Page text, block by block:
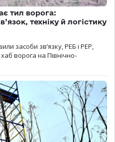
тил ворога:
техніку й логістику
засоби зв’язку, РЕБ і РЕР,
ворога на Північно-